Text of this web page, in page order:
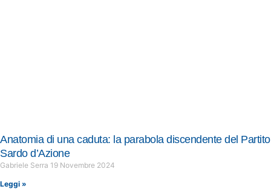
Anatomia di una caduta: la parabola discendente del Partito
Sardo d’Azione
Gabriele Serra 19 Novembre 2024
Leggi »